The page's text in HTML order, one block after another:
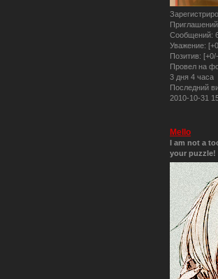
Сообщений:
Уважение:
Позитив:
Провел на
3 дня 4 часа
Последний
2010-10-31
Mello
I am not a
your puzzle!